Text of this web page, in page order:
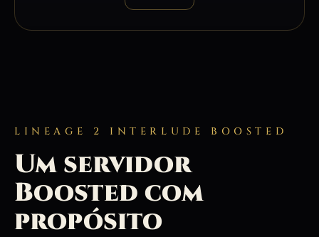
LINEAGE 2 INTERLUDE BOOSTED
Um servidor
Boosted com
propósito